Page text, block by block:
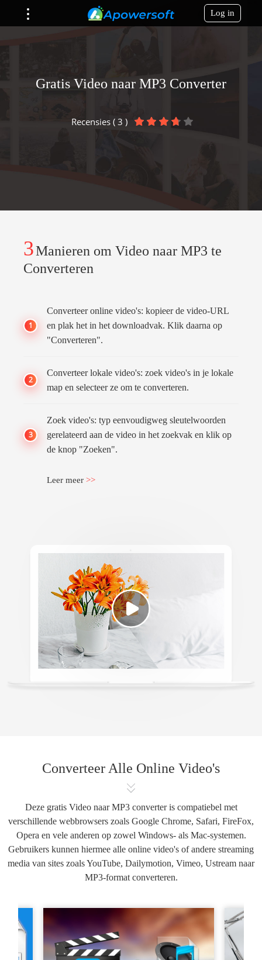
Log in
Gratis Video naar MP3 Converter
Recensies ( 3 )
3Manieren om Video naar MP3 te
Converteren
1
Converteer online video's: kopieer de video-URL
en plak het in het downloadvak. Klik daarna op
"Converteren".
2
Converteer lokale video's: zoek video's in je lokale
map en selecteer ze om te converteren.
3
Zoek video's: typ eenvoudigweg sleutelwoorden
gerelateerd aan de video in het zoekvak en klik op
de knop "Zoeken".
Leer meer >>
Converteer Alle Online Video's
Deze gratis Video naar MP3 converter is compatiebel met
verschillende webbrowsers zoals Google Chrome, Safari, FireFox,
Opera en vele anderen op zowel Windows- als Mac-systemen.
Gebruikers kunnen hiermee alle online video's of andere streaming
media van sites zoals YouTube, Dailymotion, Vimeo, Ustream naar
MP3-format converteren.